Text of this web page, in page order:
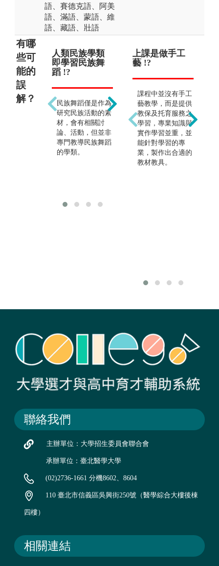
語、賽德克語、阿美
語、滿語、蒙語、維
語、藏語、壯語
有哪
些可
能的
誤
解？
人類民族學類
即學習民族舞
蹈 !?
民族舞蹈僅是作為
研究民族活動的素
材，會有相關討
論、活動，但並非
專門教導民族舞蹈
的學類。
只重視學術研
究 !?
其實也著重實務與
理論的結合，培養
具備民族文化內涵
的行政管理人才，
在經濟開發與發展
組織擔任研究人
員，從事使用者經
驗取向的設計工
上課是做手工
藝 !?
課程中並沒有手工
藝教學，而是提供
教保及托育服務之
學習，專業知識與
實作學習並重，並
能針對學習的專
業，製作出合適的
教材教具。
聯絡我們
主辦單位：大學招生委員會聯合會
承辦單位：臺北醫學大學
(02)2736-1661 分機8602、8604
110 臺北市信義區吳興街250號（醫學綜合大樓後棟
四樓）
相關連結